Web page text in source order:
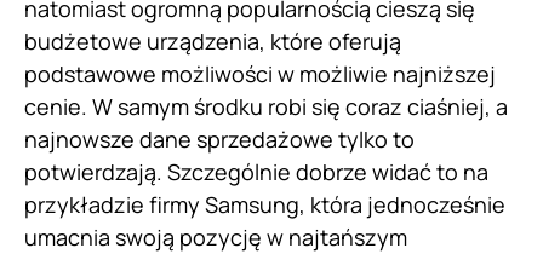
natomiast ogromną popularnością cieszą się
budżetowe urządzenia, które oferują
podstawowe możliwości w możliwie najniższej
cenie. W samym środku robi się coraz ciaśniej, a
najnowsze dane sprzedażowe tylko to
potwierdzają. Szczególnie dobrze widać to na
przykładzie firmy Samsung, która jednocześnie
umacnia swoją pozycję w najtańszym